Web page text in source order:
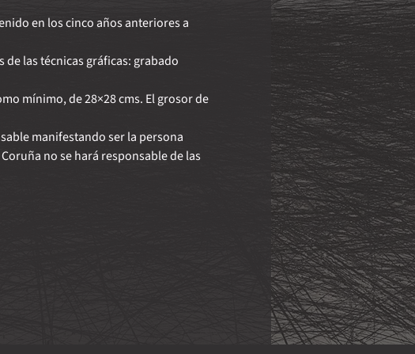
en los cinco años anteriores a
las técnicas gráficas: grabado
mínimo, de 28×28 cms. El grosor de
manifestando ser la persona
no se hará responsable de las